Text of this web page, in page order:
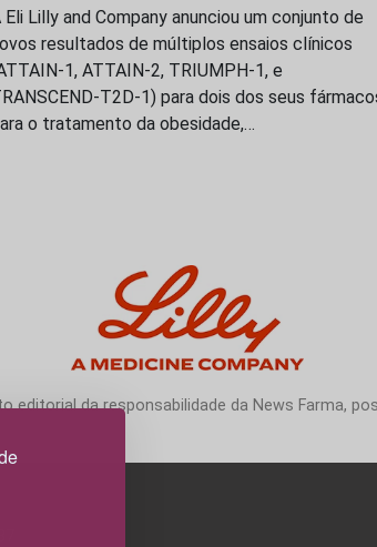
Eli Lilly and Company anunciou um conjunto de
resultados de múltiplos ensaios clínicos
1, ATTAIN-2, TRIUMPH-1, e
T2D-1) para dois dos seus
o tratamento da obesidade,…
editorial da responsabilidade da News Farma,